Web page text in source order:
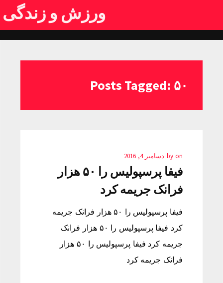
ورزش و زندگی
Posts Tagged: ۵۰
by on دسامبر 4, 2016
فیفا پرسپولیس را ۵۰ هزار
فرانک جریمه کرد
فیفا پرسپولیس را ۵۰ هزار فرانک جریمه
کرد فیفا پرسپولیس را ۵۰ هزار فرانک
جریمه کرد فیفا پرسپولیس را ۵۰ هزار
فرانک جریمه کرد